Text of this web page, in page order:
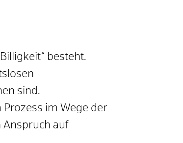
besteht.
sind.
im Wege der
Anspruch auf